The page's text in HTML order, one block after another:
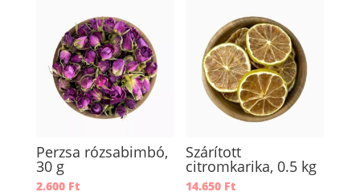
Perzsa rózsabimbó,
30 g
2.600 Ft
Szárított
citromkarika, 0.5 kg
14.650 Ft